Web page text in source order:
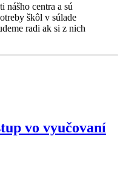
nášho centra a sú
škôl v súlade
radi ak si z nich
vo vyučovaní